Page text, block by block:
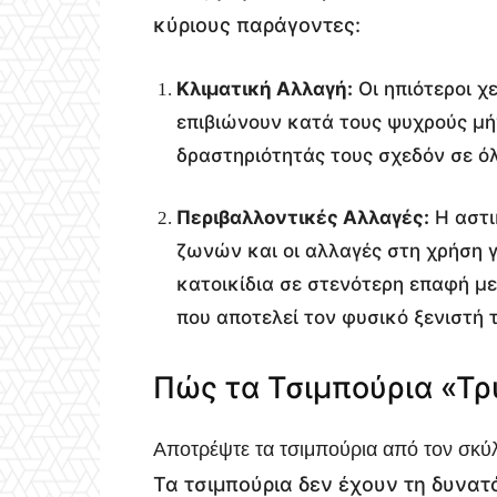
κύριους παράγοντες:
Κλιματική Αλλαγή: Οι ηπιότεροι
επιβιώνουν κατά τους ψυχρούς
δραστηριότητάς τους σχεδόν σε
Περιβαλλοντικές Αλλαγές: Η
ζωνών και οι αλλαγές στη χρήση
κατοικίδια σε στενότερη επαφή
που αποτελεί τον φυσικό
Πώς τα Τσιμπούρια
Αποτρέψτε τα τσιμπούρια από τον
Τα τσιμπούρια δεν έχουν τη